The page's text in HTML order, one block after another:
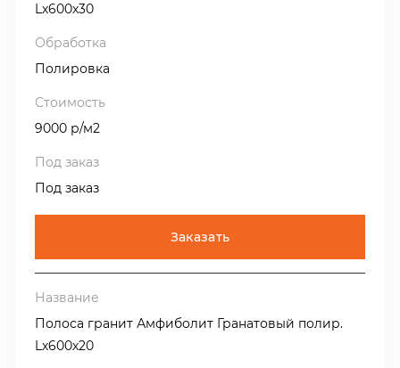
Lх600х30
Полировка
9000 р/м2
Под заказ
Заказать
Полоса гранит Амфиболит Гранатовый полир.
Lх600х20